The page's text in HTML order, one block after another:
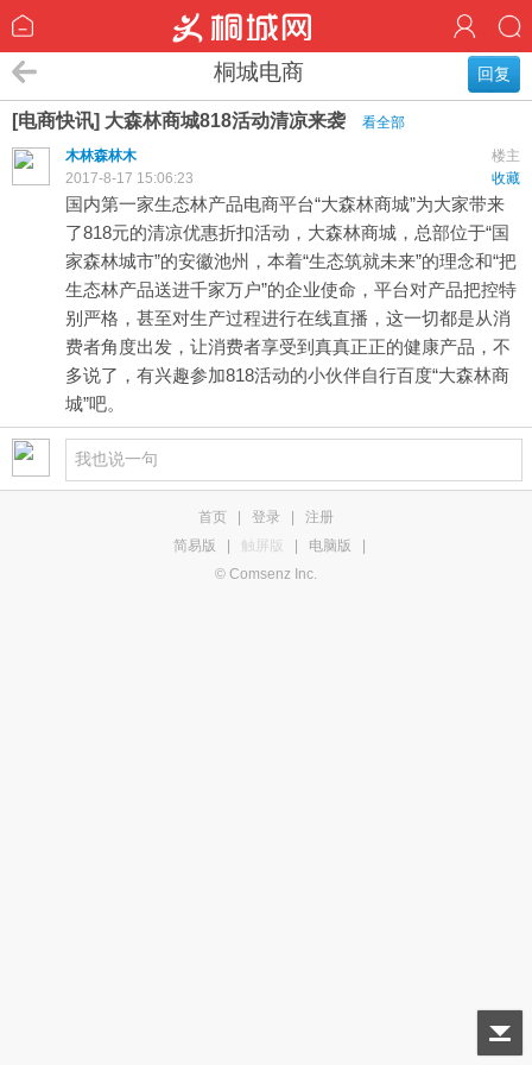
回复
桐城电商
[电商快讯] 大森林商城818活动清凉来袭
看全部
楼主
木林森林木
收藏
2017-8-17 15:06:23
国内第一家生态林产品电商平台“大森林商城”为大家带来
了818元的清凉优惠折扣活动，大森林商城，总部位于“国
家森林城市”的安徽池州，本着“生态筑就未来”的理念和“把
生态林产品送进千家万户”的企业使命，平台对产品把控特
别严格，甚至对生产过程进行在线直播，这一切都是从消
费者角度出发，让消费者享受到真真正正的健康产品，不
多说了，有兴趣参加818活动的小伙伴自行百度“大森林商
城”吧。
首页 登录
注册
简易版
触屏版 电脑版
© Comsenz Inc.